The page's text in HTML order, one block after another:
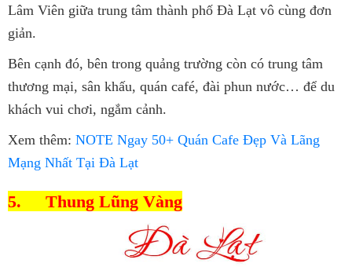
Lâm Viên giữa trung tâm thành phố Đà Lạt vô cùng đơn
giản.
Bên cạnh đó, bên trong quảng trường còn có trung tâm
thương mại, sân khấu, quán café, đài phun nước… để du
khách vui chơi, ngắm cảnh.
Xem thêm: NOTE Ngay 50+ Quán Cafe Đẹp Và Lãng
Mạng Nhất Tại Đà Lạt
5. Thung Lũng Vàng